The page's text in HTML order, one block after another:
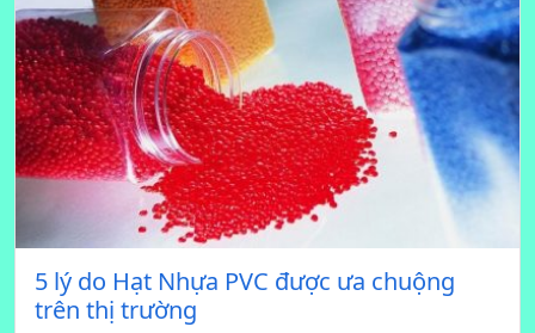
5 lý do Hạt Nhựa PVC được ưa chuộng
trên thị trường